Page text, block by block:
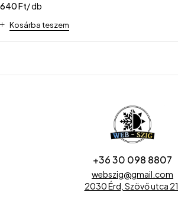
640Ft/ db
Kosárba teszem
+36 30 098 8807
webszig@gmail.com
2030 Érd, Szövő utca 21.